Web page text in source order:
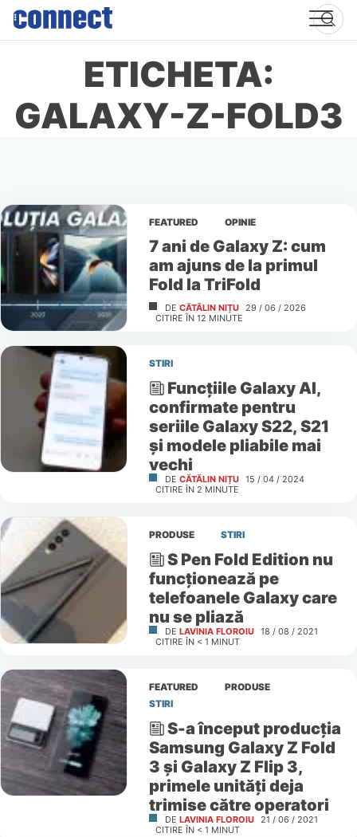
Skip
content
ETICHETA:
GALAXY-Z-FOLD3
FEATURED OPINIE
7 ani de Galaxy Z: cum
am ajuns de la primul
Fold la TriFold
DE CĂTĂLIN NIȚU 29 / 06 / 2026
CITIRE ÎN 12 MINUTE
STIRI
Funcțiile Galaxy AI,
confirmate pentru
seriile Galaxy S22, S21
și modele pliabile mai
vechi
DE CĂTĂLIN NIȚU 15 / 04 / 2024
CITIRE ÎN 2 MINUTE
PRODUSE STIRI
S Pen Fold Edition nu
funcționează pe
telefoanele Galaxy care
nu se pliază
DE LAVINIA FLOROIU 18 / 08 / 2021
CITIRE ÎN < 1 MINUT
FEATURED
PRODUSE
STIRI
S-a început producția
Samsung Galaxy Z Fold
3 și Galaxy Z Flip 3,
primele unități deja
trimise către operatori
DE LAVINIA FLOROIU 21 / 06 / 2021
CITIRE ÎN < 1 MINUT